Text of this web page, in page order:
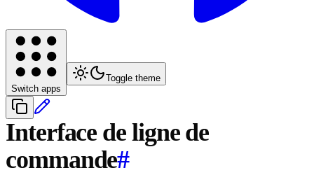
Switch apps
Toggle theme
Interface de ligne de
commande#